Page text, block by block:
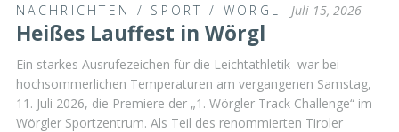
NACHRICHTEN / SPORT / WÖRGL Juli 15, 2026
Heißes Lauffest in Wörgl
Ein starkes Ausrufezeichen für die Leichtathletik war bei
hochsommerlichen Temperaturen am vergangenen Samstag,
11. Juli 2026, die Premiere der „1. Wörgler Track Challenge“ im
Wörgler Sportzentrum. Als Teil des renommierten Tiroler